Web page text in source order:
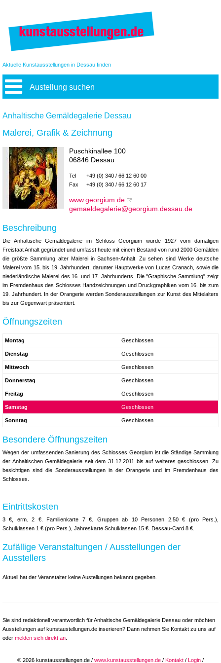
Aktuelle Kunstausstellungen in Dessau finden
Austellung suchen
Anhaltische Gemäldegalerie Dessau
Malerei, Grafik & Zeichnung
Puschkinallee 100
06846 Dessau
Tel
+49 (0) 340 / 66 12 60 00
Fax
+49 (0) 340 / 66 12 60 17
www.georgium.de
gemaeldegalerie@georgium.dessau.de
Beschreibung
Die Anhaltische Gemäldegalerie im Schloss Georgium wurde 1927 vom damaligen
Freistaat Anhalt gegründet und umfasst heute mit einem Bestand von rund 2000 Gemälden
die größte Sammlung alter Malerei in Sachsen-Anhalt. Zu sehen sind Werke deutsche
Malerei vom 15. bis 19. Jahrhundert, darunter Hauptwerke von Lucas Cranach, sowie die
niederländische Malerei des 16. und 17. Jahrhunderts. Die "Graphische Sammlung" zeigt
im Fremdenhaus des Schlosses Handzeichnungen und Druckgraphiken vom 16. bis zum
19. Jahrhundert. In der Orangerie werden Sonderausstellungen zur Kunst des Mittelalters
bis zur Gegenwart präsentiert.
Öffnungszeiten
Montag Geschlossen
Dienstag Geschlossen
Mittwoch Geschlossen
Donnerstag Geschlossen
Freitag Geschlossen
Samstag Geschlossen
Sonntag Geschlossen
Besondere Öffnungszeiten
Wegen der umfassenden Sanierung des Schlosses Georgium ist die Ständige Sammlung
der Anhaltischen Gemäldegalerie seit dem 31.12.2011 bis auf weiteres geschlossen. Zu
besichtigen sind die Sonderausstellungen in der Orangerie und im Fremdenhaus des
Schlosses.
Eintrittskosten
3 €, erm. 2 €. Familienkarte 7 €. Gruppen ab 10 Personen 2,50 € (pro Pers.),
Schulklassen 1 € (pro Pers.), Jahreskarte Schulklassen 15 €. Dessau-Card 8 €.
Zufällige Veranstaltungen / Ausstellungen der
Ausstellers
Aktuell hat der Veranstalter keine Austellungen bekannt gegeben.
Sie sind redaktionell verantwortlich für Anhaltische Gemäldegalerie Dessau oder möchten
Ausstellungen auf kunstaustellungen.de inserieren? Dann nehmen Sie Kontakt zu uns auf
oder melden sich direkt an
© 2026 kunstausstellungen.de / www.kunstausstellungen.de / Kontakt / Login /